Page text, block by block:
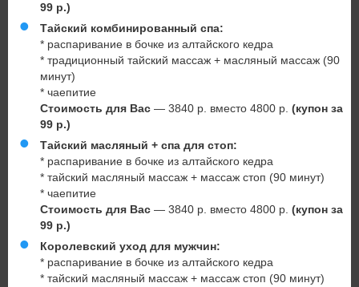
99 р.)
Тайский комбинированный спа:
* распаривание в бочке из алтайского кедра
* традиционный тайский массаж + масляный массаж (90
минут)
* чаепитие
Стоимость для Вас — 3840 р. вместо 4800 р. (купон за
99 р.)
Тайский масляный + спа для стоп:
* распаривание в бочке из алтайского кедра
* тайский масляный массаж + массаж стоп (90 минут)
* чаепитие
Стоимость для Вас — 3840 р. вместо 4800 р. (купон за
99 р.)
Королевский уход для мужчин:
* распаривание в бочке из алтайского кедра
* тайский масляный массаж + массаж стоп (90 минут)